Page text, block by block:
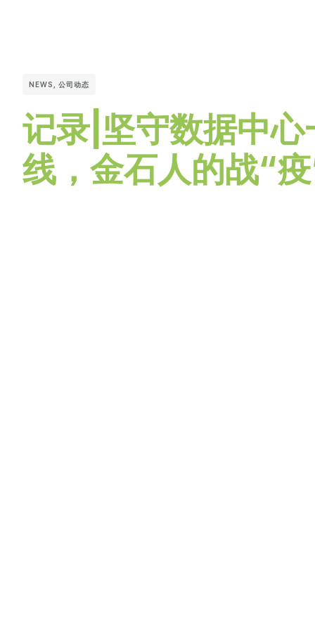
NEWS 公司动态
记录|坚守数据中心
线，金石人的战“